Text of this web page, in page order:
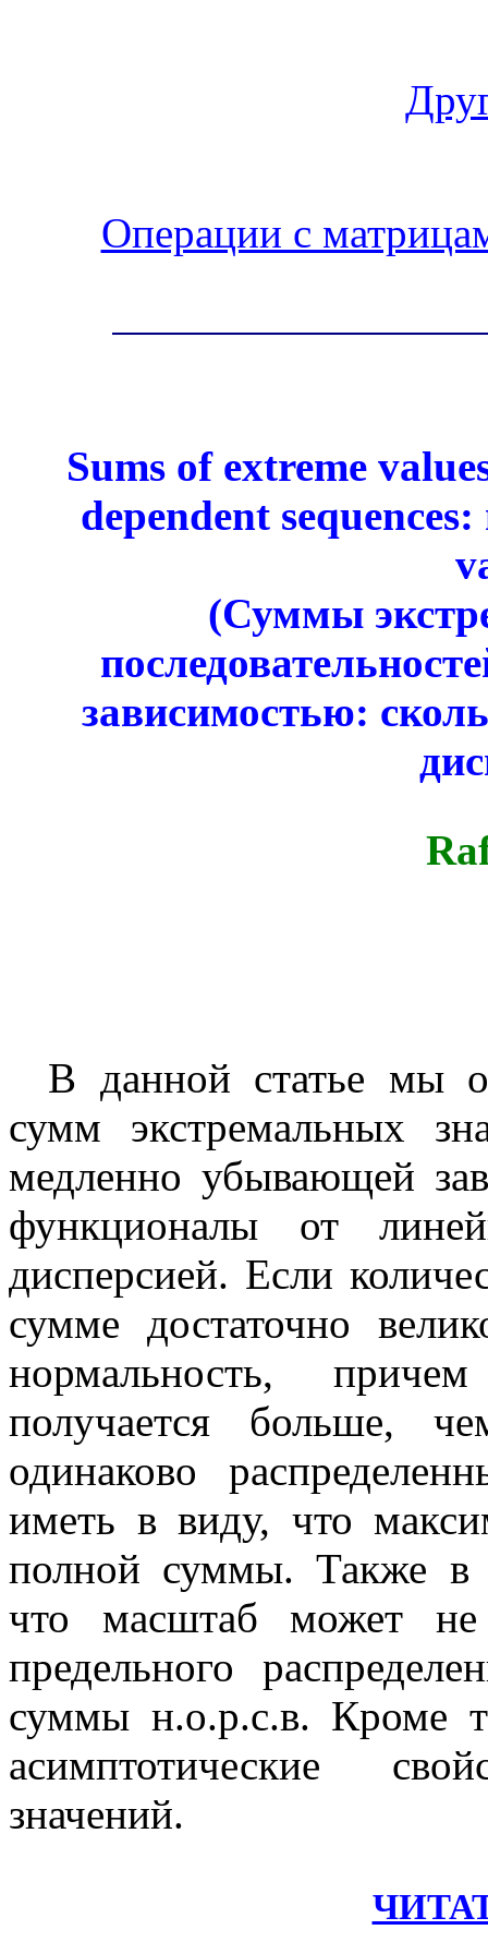
Операции с
Sums of extreme
dependent
(Суммы
зависимостью:
В данной статье мы
сумм экстремальных
медленно убывающей
функционалы от
дисперсией. Если
сумме достаточно
нормальность,
получается больше,
одинаково
иметь в виду, что
полной суммы. Также в
что масштаб может не
предельного
суммы н.о.р.с.в. Кроме
асимптотические
значений.